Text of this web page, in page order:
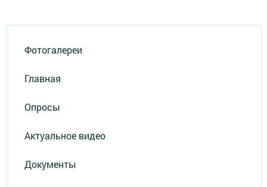
Фотогалереи
Главная
Опросы
Актуальное видео
Документы